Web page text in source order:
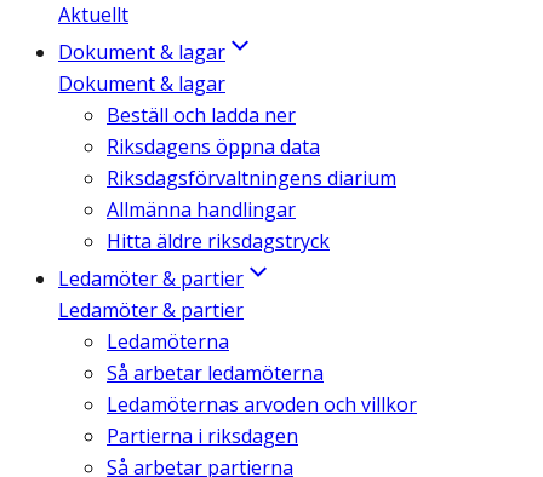
Aktuellt
Dokument & lagar
Dokument & lagar
Beställ och ladda ner
Riksdagens öppna data
Riksdagsförvaltningens diarium
Allmänna handlingar
Hitta äldre riksdagstryck
Ledamöter & partier
Ledamöter & partier
Ledamöterna
Så arbetar ledamöterna
Ledamöternas arvoden och villkor
Partierna i riksdagen
Så arbetar partierna